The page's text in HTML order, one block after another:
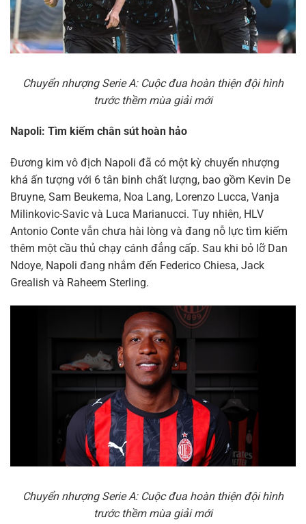
Chuyển nhượng Serie A: Cuộc đua hoàn thiện đội hình
trước thềm mùa giải mới
Napoli: Tìm kiếm chân sút hoàn hảo
Đương kim vô địch Napoli đã có một kỳ chuyển nhượng
khá ấn tượng với 6 tân binh chất lượng, bao gồm Kevin De
Bruyne, Sam Beukema, Noa Lang, Lorenzo Lucca, Vanja
Milinkovic-Savic và Luca Marianucci. Tuy nhiên, HLV
Antonio Conte vẫn chưa hài lòng và đang nỗ lực tìm kiếm
thêm một cầu thủ chạy cánh đẳng cấp. Sau khi bỏ lỡ Dan
Ndoye, Napoli đang nhắm đến Federico Chiesa, Jack
Grealish và Raheem Sterling.
Chuyển nhượng Serie A: Cuộc đua hoàn thiện đội hình
trước thềm mùa giải mới